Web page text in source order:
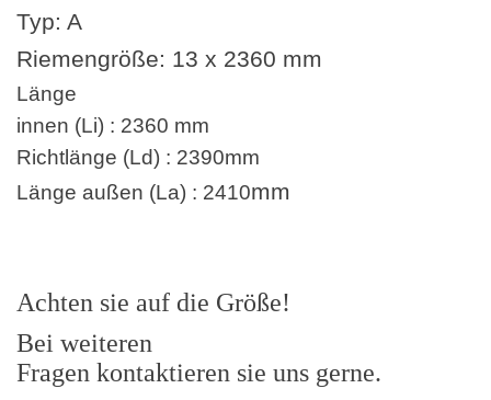
Typ: A
Riemengröße: 13 x 2360 mm
Länge
innen (Li) : 2360 mm
Richtlänge (Ld) : 2390mm
Länge außen (La) : 2410mm
Achten sie auf die Größe!
Bei weiteren
Fragen kontaktieren sie uns gerne.